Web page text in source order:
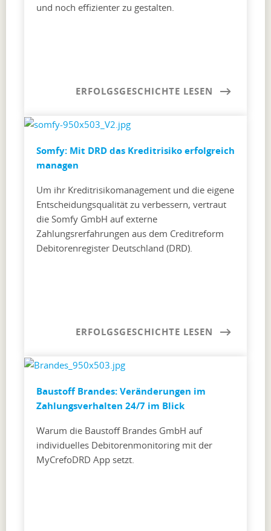
und noch effizienter zu gestalten.
ERFOLGSGESCHICHTE LESEN
Somfy: Mit DRD das Kreditrisiko erfolgreich
managen
Um ihr Kreditrisikomanagement und die eigene
Entscheidungsqualität zu verbessern, vertraut
die Somfy GmbH auf externe
Zahlungsrerfahrungen aus dem Creditreform
Debitorenregister Deutschland (DRD).
ERFOLGSGESCHICHTE LESEN
Baustoff Brandes: Veränderungen im
Zahlungsverhalten 24/7 im Blick
Warum die Baustoff Brandes GmbH auf
individuelles Debitorenmonitoring mit der
MyCrefoDRD App setzt.